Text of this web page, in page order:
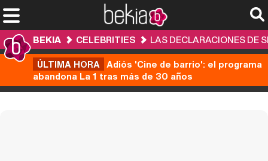
BEKIA CELEBRITIES
LAS DECLARACIONES DE
ÚLTIMA HORA Adiós 'Cine de barrio': el programa
abandona La 1 tras más de 30 años